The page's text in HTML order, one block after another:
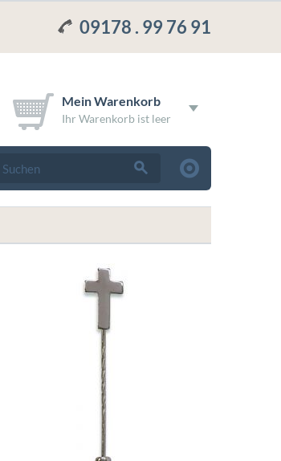
09178 . 99 76 91
Mein Warenkorb
Ihr Warenkorb ist leer